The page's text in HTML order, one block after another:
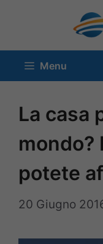
contenuto
Menu
La casa
mondo?
potete
20 Giugno